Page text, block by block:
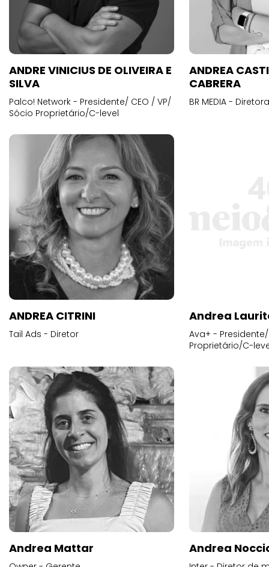
ANDRE VINICIUS DE OLIVEIRA E
SILVA
Palco! Network - Presidente/ CEO / VP/
Sócio Proprietário/C-level
ANDREA
CABRERA
BR MEDIA -
ANDREA CITRINI
Tail Ads - Diretor
Andrea
Ava+ -
Proprietário/C-
Andrea Mattar Andrea